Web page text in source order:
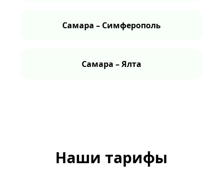
Самара – Симферополь
Самара – Ялта
Наши тарифы